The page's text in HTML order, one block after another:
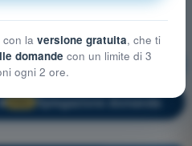
del rischio a terra
Spiegazione domanda
con la versione gratuita, che ti
domande con un limite di 3
ogni 2 ore.